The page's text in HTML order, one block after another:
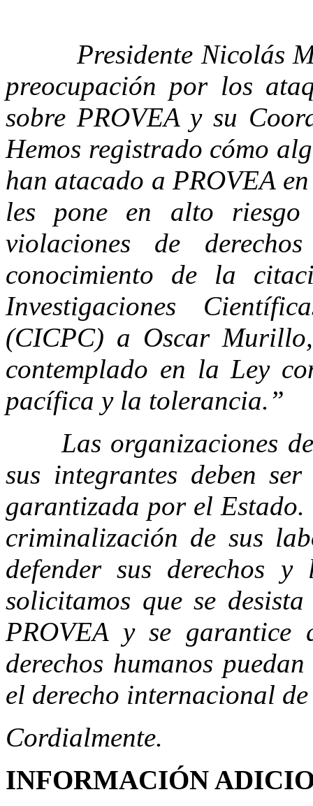
Presidente Nicolás
preocupación por los
sobre PROVEA y su
Hemos registrado cómo
han atacado a PROVEA
les pone en alto
violaciones de
conocimiento de la
Investigaciones
(CICPC) a Oscar
contemplado en la Ley
pacífica y la tolerancia.”
Las organizaciones
sus integrantes deben
garantizada por el
criminalización de sus
defender sus derechos
solicitamos que se
PROVEA y se garantice
derechos humanos
el derecho internacional
Cordialmente.
INFORMACIÓN